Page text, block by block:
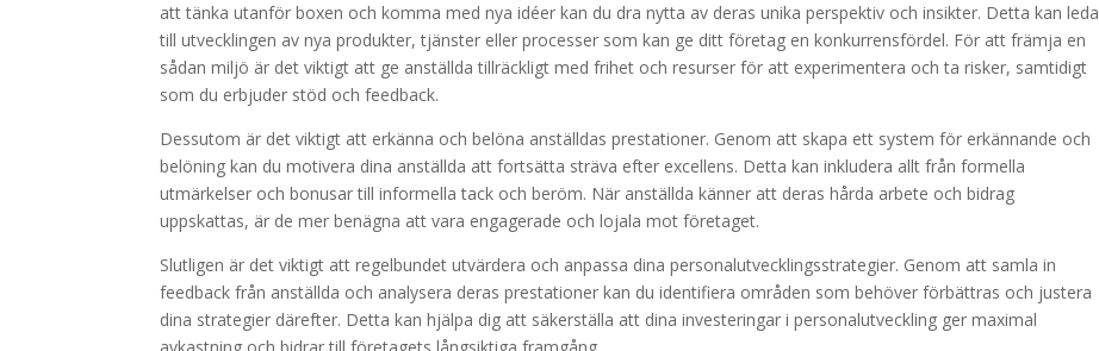
att tänka utanför boxen och komma med nya idéer kan du dra nytta av deras unika perspektiv och insikter. Detta kan leda
till utvecklingen av nya produkter, tjänster eller processer som kan ge ditt företag en konkurrensfördel. För att främja en
sådan miljö är det viktigt att ge anställda tillräckligt med frihet och resurser för att experimentera och ta risker, samtidigt
som du erbjuder stöd och feedback.
Dessutom är det viktigt att erkänna och belöna anställdas prestationer. Genom att skapa ett system för erkännande och
belöning kan du motivera dina anställda att fortsätta sträva efter excellens. Detta kan inkludera allt från formella
utmärkelser och bonusar till informella tack och beröm. När anställda känner att deras hårda arbete och bidrag
uppskattas, är de mer benägna att vara engagerade och lojala mot företaget.
Slutligen är det viktigt att regelbundet utvärdera och anpassa dina personalutvecklingsstrategier. Genom att samla in
feedback från anställda och analysera deras prestationer kan du identifiera områden som behöver förbättras och justera
dina strategier därefter. Detta kan hjälpa dig att säkerställa att dina investeringar i personalutveckling ger maximal